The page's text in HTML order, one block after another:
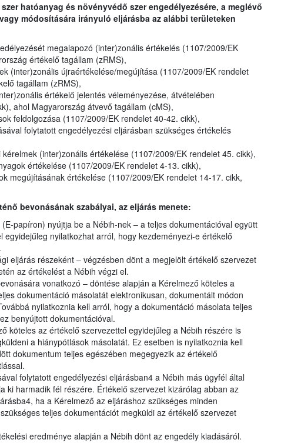
hatóanyag és növényvédő szer engedélyezésére, a meglévő
módosítására irányuló eljárásba az alábbi területeken
megalapozó (inter)zonális értékelés (1107/2009/EK
értékelő tagállam (zRMS),
(inter)zonális újraértékelése/megújítása (1107/2009/EK rendelet
tagállam (zRMS),
értékelő jelentés véleményezése, átvételében
ahol Magyarország átvevő tagállam (cMS),
feldolgozása (1107/2009/EK rendelet 40-42. cikk),
folytatott engedélyezési eljárásban szükséges értékelés
(inter)zonális értékelése (1107/2009/EK rendelet 45. cikk),
értékelése (1107/2009/EK rendelet 4-13. cikk),
értékelése (1107/2009/EK rendelet 14-17. cikk,
bevonásának szabályai, az eljárás menete:
papíron) nyújtja be a Nébih-nek – a teljes dokumentációval együtt
egyidejűleg nyilatkozhat arról, hogy kezdeményezi-e értékelő
eljárás részeként – végzésben dönt a megjelölt értékelő szervezet
az értékelést a Nébih végzi el.
vonatkozó – döntése alapján a Kérelmező köteles a
dokumentáció másolatát elektronikusan, dokumentált módon
nyilatkoznia kell arról, hogy a dokumentáció másolata teljes
benyújtott dokumentációval.
az értékelő szervezettel egyidejűleg a Nébih részére is
a hiánypótlások másolatát. Ez esetben is nyilatkoznia kell
dokumentum teljes egészében megegyezik az értékelő
folytatott engedélyezési eljárásban4 a Nébih más ügyfél által
ki harmadik fél részére. Értékelő szervezet kizárólag abban az
ha a Kérelmező az eljáráshoz szükséges minden
teljes dokumentációt megküldi az értékelő szervezet
eredménye alapján a Nébih dönt az engedély kiadásáról.